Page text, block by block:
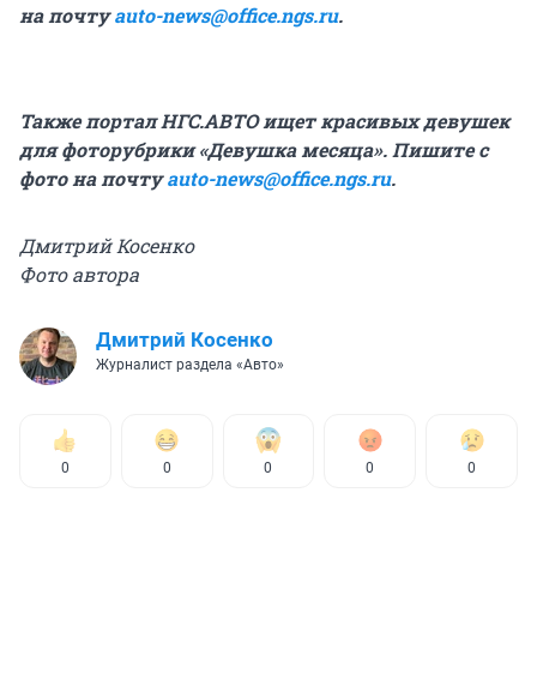
на почтуauto-news@office.ngs.ru.
Также портал НГС.АВТО ищет красивых девушек
для фоторубрики «Девушка месяца». Пишите с
фото напочтуauto-news@office.ngs.ru.
Дмитрий Косенко
Фото автора
Дмитрий Косенко
Журналист раздела «Авто»
0 0 0 0 0